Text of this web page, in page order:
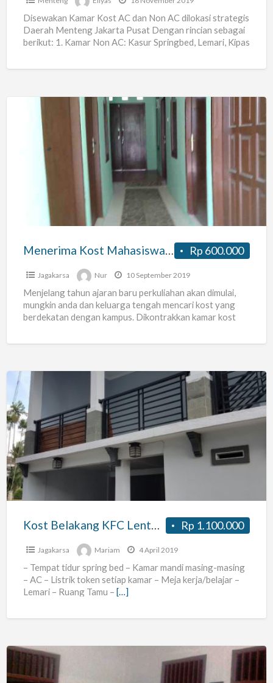
Disewakan Kamar Kost AC dan Non AC dilokasi strategis
Daerah Menteng Jakarta Pusat Dengan rincian sebagai
berikut: 1. Kamar Non AC: Kasur Springbed, Lemari, Kipas
Menerima
Mahasiswa
Universitas
Pancasila
Rp 600.000
Menerima Kost Mahasiswa Sebelah Kampus Universitas Pancasila
Jagakarsa Nur 10 September 2019
Menjelang tahun ajaran baru perkuliahan akan dimulai,
mungkin anda dan keluarga tengah mencari kost yang
berdekatan dengan kampus. Dikontrakkan kamar kost
Kost
Belakang
KFC
Lenteng
Agung
Rp 1.100.000
Kost Belakang KFC Lenteng Agung
Jagakarsa Mariam 4 April 2019
– Tempat tidur spring bed – Kamar mandi masing-masing
– AC – Listrik token setiap kamar – Meja kerja/belajar –
Lemari – Ruang Tamu – […]
Kontrakan